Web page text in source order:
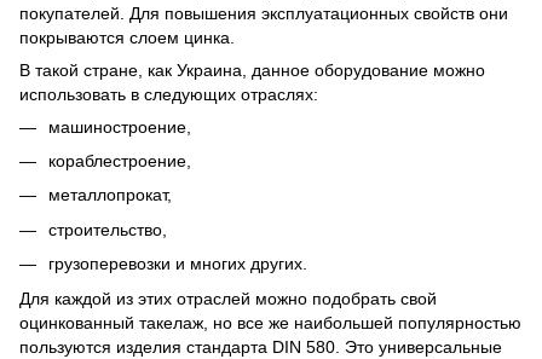
покупателей. Для повышения эксплуатационных свойств они
покрываются слоем цинка.
В такой стране, как Украина, данное оборудование можно
использовать в следующих отраслях:
машиностроение,
кораблестроение,
металлопрокат,
строительство,
грузоперевозки и многих других.
Для каждой из этих отраслей можно подобрать свой
оцинкованный такелаж, но все же наибольшей популярностью
пользуются изделия стандарта DIN 580. Это универсальные